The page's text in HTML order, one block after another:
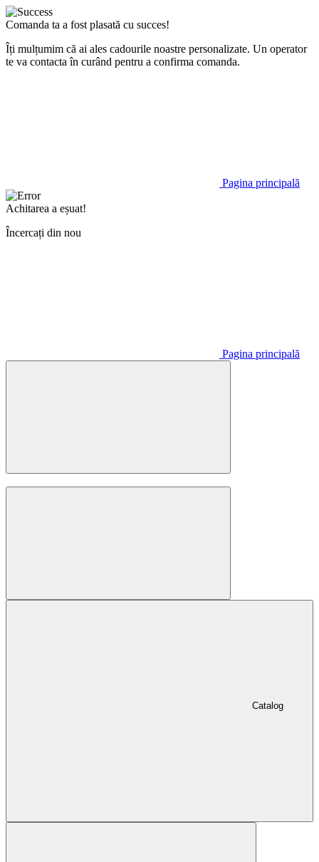
Comanda ta a fost plasată cu succes!
Îți mulțumim că ai ales cadourile noastre personalizate. Un operator
te va contacta în curând pentru a confirma comanda.
Pagina principală
Achitarea a eșuat!
Încercați din nou
Pagina principală
Catalog